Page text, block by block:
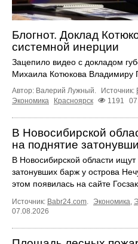
Блогнот. Доклад
системной инерции
Зацепило видео с докладом
Михаила Котюкова Владимиру
Автор: Валерий Лужный. Источник:
Экономика
Красноярск 1191
В Новосибирской
на поднятие
В Новосибирской области
затонувших барж у острова
этом появилась на сайте
Источник: Babr24.com Экономика
07.08.2026